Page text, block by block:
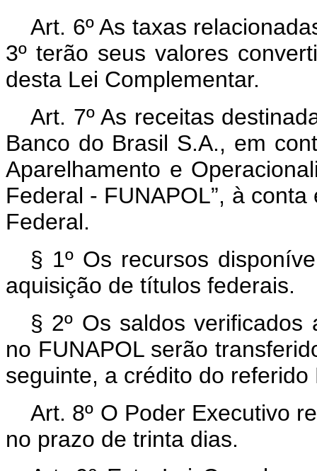
Art. 6º As taxas
3º terão seus valores
desta Lei Complementar.
Art. 7º As receitas
Banco do Brasil S.A., em
Aparelhamento e
Federal - FUNAPOL”, à
Federal.
§ 1º Os recursos
aquisição de títulos federais.
§ 2º Os saldos
no FUNAPOL serão
seguinte, a crédito do referido
Art. 8º O Poder Executivo
no prazo de trinta dias.